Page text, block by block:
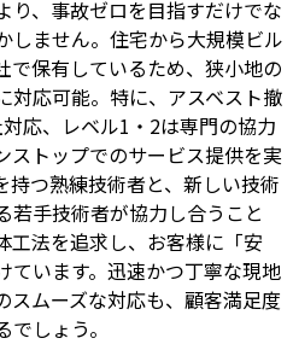
り、事故ゼロを目指すだけでな
しません。住宅から大規模ビル
で保有しているため、狭小地の
対応可能。特に、アスベスト撤
応、レベル1・2は専門の協力
ストップでのサービス提供を実
持つ熟練技術者と、新しい技術
若手技術者が協力し合うこと
工法を追求し、お客様に「安
ています。迅速かつ丁寧な現地
スムーズな対応も、顧客満足度
しょう。